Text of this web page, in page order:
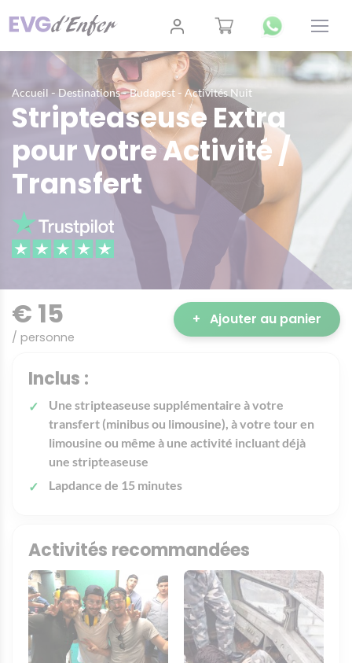
Accueil - Destinations-Budapest - Activités Nuit
Stripteaseuse Extra
pour votre Activité /
Transfert
€ 15
/ personne
+ Ajouter au panier
Inclus :
Une stripteaseuse supplémentaire à votre
transfert (minibus ou limousine), à votre tour en
limousine ou même à une activité incluant déjà
une stripteaseuse
Lapdance de 15 minutes
Activités recommandées